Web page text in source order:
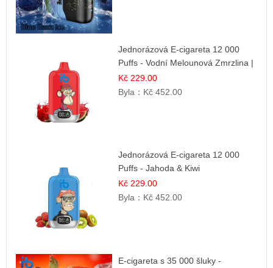
Jednorázová E-cigareta 12 000
Puffs - Vodní Melounová Zmrzlina |
Letní dezertní příchuť
Kč 229.00
Byla： Kč 452.00
Jednorázová E-cigareta 12 000
Puffs - Jahoda & Kiwi
Kč 229.00
Byla： Kč 452.00
E-cigareta s 35 000 šluky -